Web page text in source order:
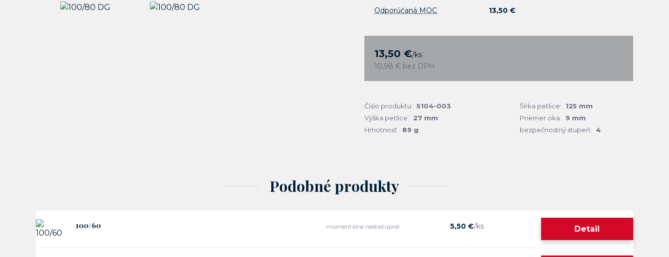
Odporúčaná MOC
13,50 €
13,50 €/ks
10,98 € bez DPH
Číslo produktu: 5104-003 Šírka petlice:
125 mm
Výška petlice:
27 mm Priemer oka:
9 mm
Hmotnosť:
89 g bezpečnostný stupeň: 4
Podobné produkty
100/60 5,50 €/ks
momentálne nedostupné Detail